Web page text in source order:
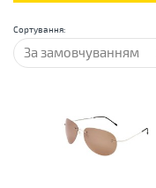
Сортування: